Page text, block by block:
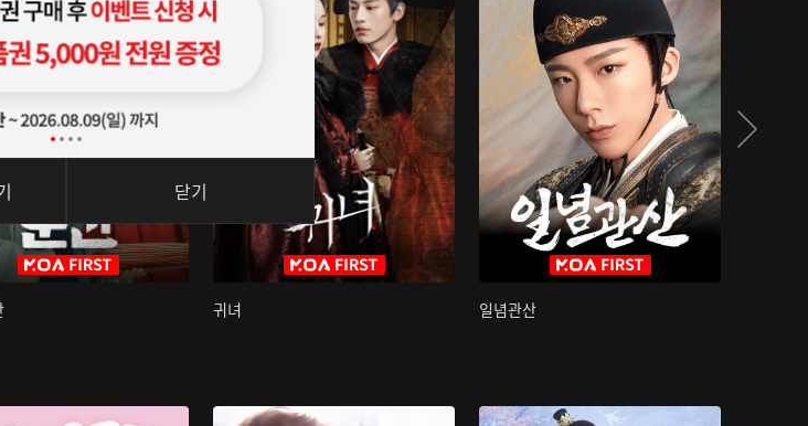
귀녀 일념관산
닫기